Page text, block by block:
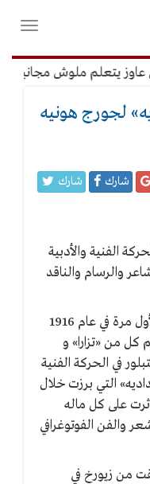
فتح
يتعلم ملوش مجانية"
لجورج هونيه
شارك شارك
الفنية والأدبية
والرسام والناقد
وكانت كلمة «الداديه» قد ظهرت لأول مرة في عام 1916
كل من «تزارا» و
في الحركة الفنية
التي برزت خلال
ما بين عامي 1916 و 1921 وأثرت على كل ماله
والفن الفوتوغرافي
من زيورخ في